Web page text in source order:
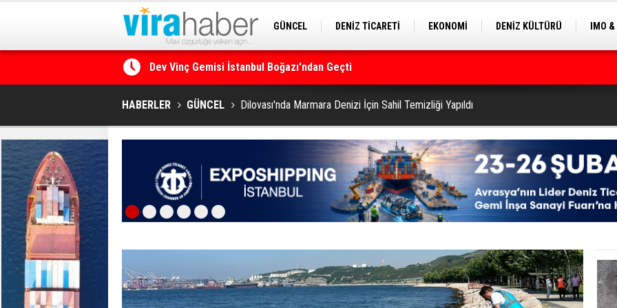
GÜNCEL DENİZ TİCARETİ EKONOMİ DENİZ KÜLTÜRÜ
IMO
Dev Vinç Gemisi İstanbul Boğazı'ndan Geçti
Ege Denizi’nin En Büyük Mercan Ormanı
HABERLER GÜNCEL Dilovası'nda Marmara Denizi İçin Sahil Temizliği Yapıldı